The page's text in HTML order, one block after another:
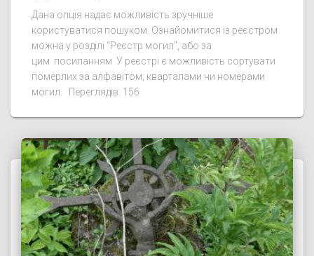
Дана опція надає можливість зручніше
користуватися пошуком. Ознайомитися із реєстром
можна у розділі “Реєстр могил”, або за
цим посиланням У реєстрі є можливість сортувати
померлих за алфавітом, кварталами чи номерами
могил. Переглядів: 156